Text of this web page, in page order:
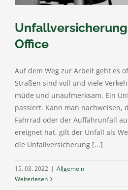
Office
Auf dem Weg zur Arbeit geht es
Straßen sind voll und viele
müde und unaufmerksam. Ein
passiert. Kann man nachweisen,
Fahrrad oder der Auffahrunfall
ereignet hat, gilt der Unfall als
die Unfallversicherung [...]
15. 03. 2022 | Allgemein
Weiterlesen